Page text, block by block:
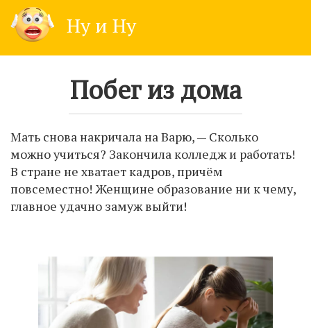
content
Ну и Ну
Побег из дома
Мать снова накричала на Варю, — Сколько
можно учиться? Закончила колледж и работать!
В стране не хватает кадров, причём
повсеместно! Женщине образование ни к чему,
главное удачно замуж выйти!